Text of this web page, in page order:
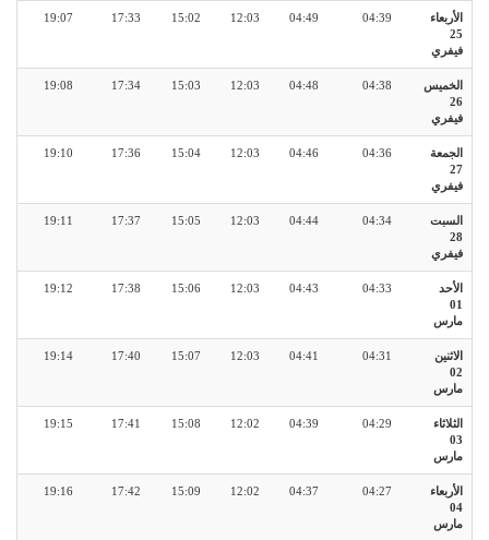
الأربعاء
25
فيفري
04:39
04:49
12:03
15:02
17:33
19:07
الخميس
26
فيفري
04:38
04:48
12:03
15:03
17:34
19:08
الجمعة
27
فيفري
04:36
04:46
12:03
15:04
17:36
19:10
السبت
28
فيفري
04:34
04:44
12:03
15:05
17:37
19:11
الأحد
01
مارس
04:33
04:43
12:03
15:06
17:38
19:12
الاثنين
02
مارس
04:31
04:41
12:03
15:07
17:40
19:14
الثلاثاء
03
مارس
04:29
04:39
12:02
15:08
17:41
19:15
الأربعاء
04
مارس
04:27
04:37
12:02
15:09
17:42
19:16